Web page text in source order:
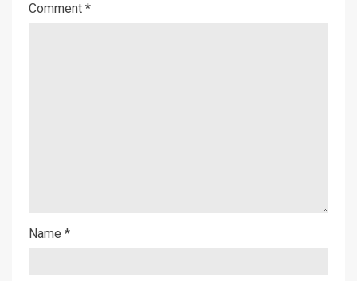
Comment *
Name *